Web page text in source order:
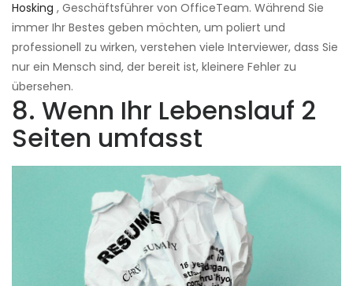
Hosking , Geschäftsführer von OfficeTeam. Während Sie
immer Ihr Bestes geben möchten, um poliert und
professionell zu wirken, verstehen viele Interviewer, dass Sie
nur ein Mensch sind, der bereit ist, kleinere Fehler zu
übersehen.
8. Wenn Ihr Lebenslauf 2
Seiten umfasst